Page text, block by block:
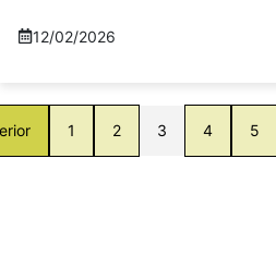
12/02/2026
1 2 3 4 5